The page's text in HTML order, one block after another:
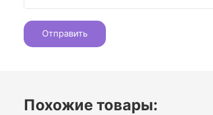
Похожие товары: